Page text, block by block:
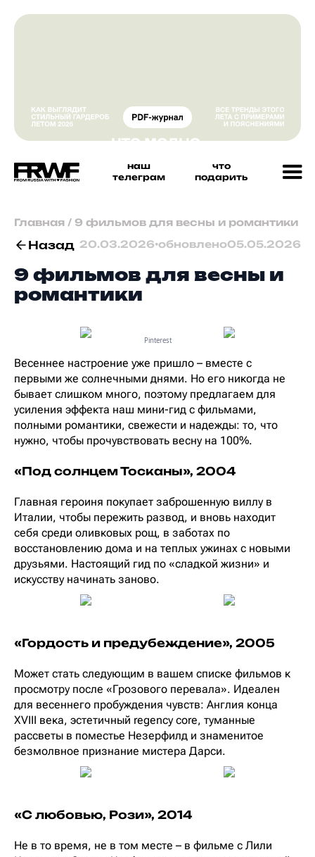
наш
телеграм
что
подарить
Главная / 9 фильмов для весны и романтики
Назад 20.03.2026•обновлено05.05.2026
9 фильмов для весны и
романтики
Pinterest
Весеннее настроение уже пришло – вместе с
первыми же солнечными днями. Но его никогда не
бывает слишком много, поэтому предлагаем для
усиления эффекта наш мини-гид с фильмами,
полными романтики, свежести и надежды: то, что
нужно, чтобы прочувствовать весну на 100%.
«Под солнцем Тосканы», 2004
Главная героиня покупает заброшенную виллу в
Италии, чтобы пережить развод, и вновь находит
себя среди оливковых рощ, в заботах по
восстановлению дома и на теплых ужинах с новыми
друзьями. Настоящий гид по «сладкой жизни» и
искусству начинать заново.
«Гордость и предубеждение», 2005
Может стать следующим в вашем списке фильмов к
просмотру после «Грозового перевала». Идеален
для весеннего пробуждения чувств: Англия конца
XVIII века, эстетичный regency core, туманные
рассветы в поместье Незерфилд и знаменитое
безмолвное признание мистера Дарси.
«С любовью, Рози», 2014
Не в то время, не в том месте – в фильме с Лили